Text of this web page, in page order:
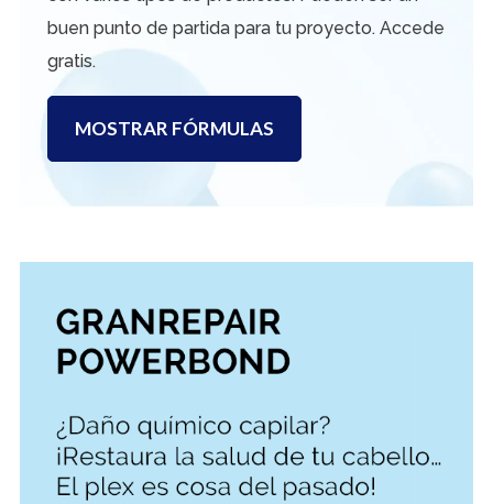
buen punto de partida para tu proyecto. Accede
gratis.
MOSTRAR FÓRMULAS